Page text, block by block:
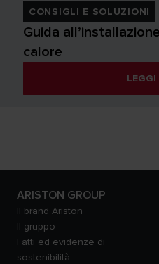
CONSIGLI E SOLUZIONI
Guida
calore
LEGGI
ARISTON GROUP
Il brand Ariston
Il gruppo
Fatti ed evidenze di
sostenibilità